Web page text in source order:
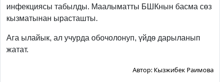
инфекциясы табылды. Маалыматты БШКнын басма сөз
кызматынан ырасташты.
Ага ылайык, ал учурда обочолонуп, үйдө дарыланып
жатат.
Автор: Кызжибек Раимова